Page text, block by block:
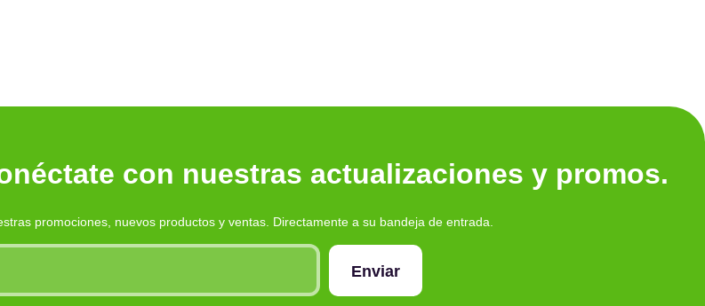
con nuestras actualizaciones y promos.
promociones, nuevos productos y ventas. Directamente a su bandeja de entrada.
Enviar